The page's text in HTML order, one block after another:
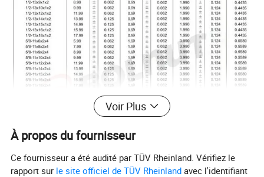
Voir Plus
À propos du fournisseur
Ce fournisseur a été audité par TÜV Rheinland. Vérifiez le
rapport sur le site officiel de TÜV Rheinland avec l'identifiant